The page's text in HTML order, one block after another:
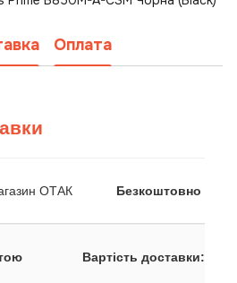
Оплата
ОТАК Безкоштовно
Вартість доставки: